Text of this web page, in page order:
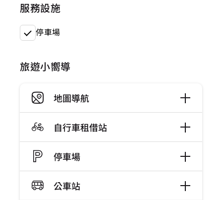
服務設施
停車場
旅遊小嚮導
地圖導航
自行車租借站
停車場
公車站